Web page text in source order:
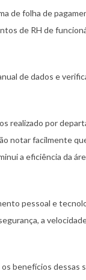
de folha de
de RH de
de dados e
realizado por
notar facilmente
a eficiência da
pessoal e
a
benefícios dessas